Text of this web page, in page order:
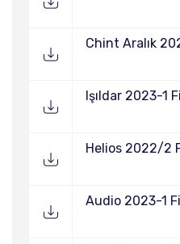
Chint Aralık
Işıldar 2023-1
Helios 2022/2
Audio 2023-1